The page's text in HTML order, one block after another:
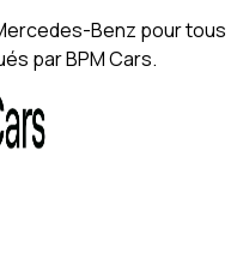
Benz pour tous
par BPM Cars.